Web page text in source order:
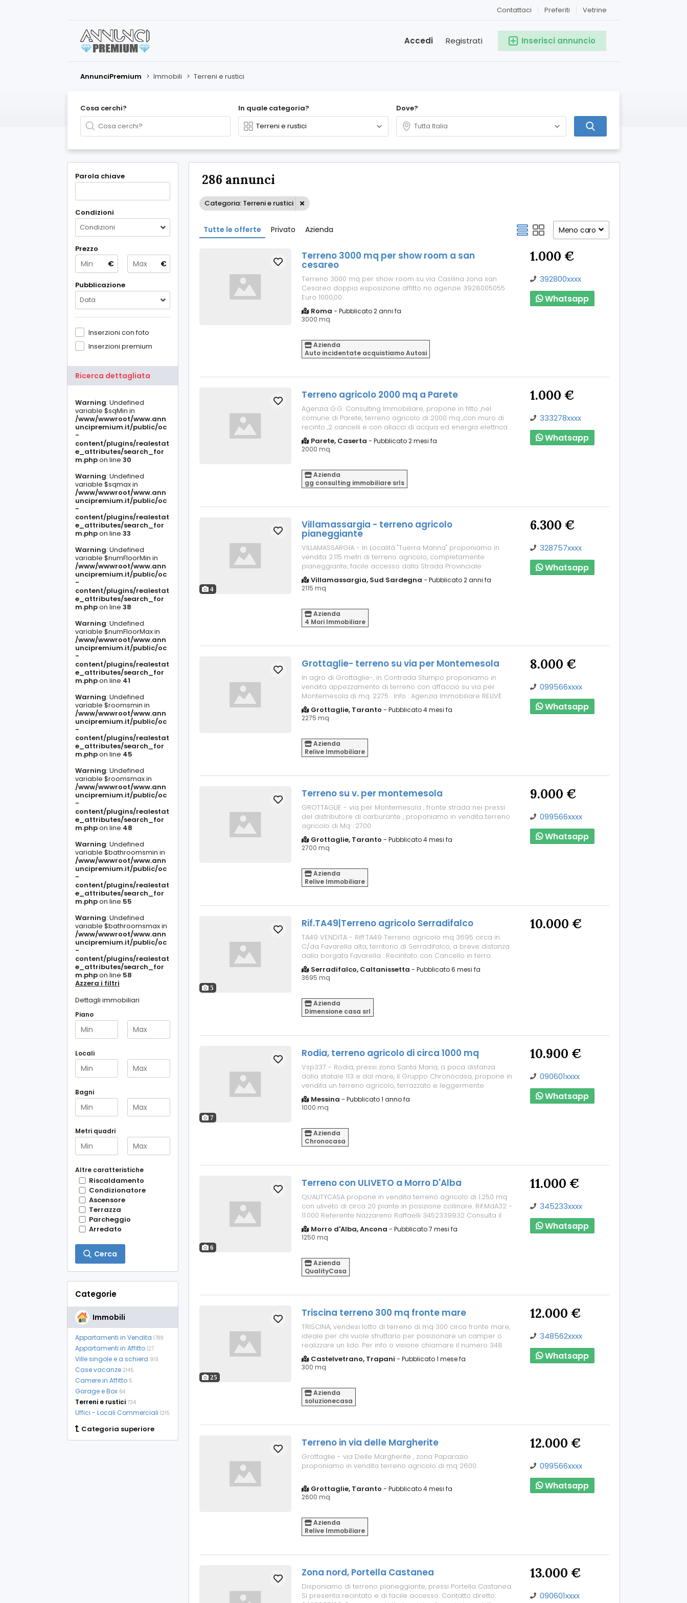
Vetrine
Preferiti
Contattaci
Inserisci annuncio
Registrati
Accedi
AnnunciPremium > Immobili > Terreni e rustici
Cosa cerchi? In quale categoria? Dove?
Parola chiave
Condizioni
Condizioni
Prezzo
€ €
Pubblicazione
Data
Inserzioni con foto
Inserzioni premium
Ricerca dettagliata
Warning: Undefined
variable $sqMin in
/www/wwwroot/www.ann
uncipremium.it/public/oc
-
content/plugins/realestat
e_attributes/search_for
m.phpon line 30
Warning: Undefined
variable $sqmax in
/www/wwwroot/www.ann
uncipremium.it/public/oc
-
content/plugins/realestat
e_attributes/search_for
m.phpon line 33
Warning: Undefined
variable $numFloorMin in
/www/wwwroot/www.ann
uncipremium.it/public/oc
-
content/plugins/realestat
e_attributes/search_for
m.phpon line 38
Warning: Undefined
variable $numFloorMax in
/www/wwwroot/www.ann
uncipremium.it/public/oc
-
content/plugins/realestat
e_attributes/search_for
m.phpon line 41
Warning: Undefined
variable $roomsmin in
/www/wwwroot/www.ann
uncipremium.it/public/oc
-
content/plugins/realestat
e_attributes/search_for
m.phpon line 45
Warning: Undefined
variable $roomsmax in
/www/wwwroot/www.ann
uncipremium.it/public/oc
-
content/plugins/realestat
e_attributes/search_for
m.phpon line 48
Warning: Undefined
variable $bathroomsmin in
/www/wwwroot/www.ann
uncipremium.it/public/oc
-
content/plugins/realestat
e_attributes/search_for
m.phpon line 55
Warning: Undefined
variable $bathroomsmax in
/www/wwwroot/www.ann
uncipremium.it/public/oc
-
content/plugins/realestat
e_attributes/search_for
m.phpon line 58
Azzera i filtri
Dettagli immobiliari
Piano
Locali
Bagni
Metri quadri
Altre caratteristiche
Riscaldamento
Condizionatore
Ascensore
Terrazza
Parcheggio
Arredato
Cerca
Categorie
Immobili
Appartamenti in Vendita 1789
Appartamenti in Affitto 127
Ville singole e a schiera 919
Case vacanze 2145
Camere in Affitto 5
Garage e Box 64
Terreni e rustici 734
Uffici - Locali Commerciali 1215
Categoria superiore
286 annunci
Categoria: Terreni e rustici
Tutte le offerte Privato Azienda Meno caro
Terreno 3000 mq per show room a san
cesareo
Terreno 3000 mq per show room su via Casilina zona san
Cesareo doppia esposizione affitto no agenzie 3928005055
Euro 1000,00
Roma - Pubblicato 2 anni fa
3000 mq
Azienda
Auto incidentate acquistiamo Autosi
1.000 €
392800xxxx
Whatsapp
Terreno agricolo 2000 mq a Parete
Agenzia G.G. Consulting Immobiliare, propone in fitto ,nel
comune di Parete, terreno agricolo di 2000 mq ,con muro di
recinto ,2 cancelli e con allacci di acqua ed energia elettrica .
Prezzo di fitto ...
Parete, Caserta - Pubblicato 2 mesi fa
2000 mq
Azienda
gg consulting immobiliare srls
1.000 €
333278xxxx
Whatsapp
4
Villamassargia - terreno agricolo
pianeggiante
VILLAMASSARGIA - In Località "Tuerra Manna" proponiamo in
vendita 2.115 metri di terreno agricolo, completamente
pianeggiante, facile accesso dalla Strada Provinciale
Villamassargia / Domusnovas, otti...
Villamassargia, Sud Sardegna - Pubblicato 2 anni fa
2115 mq
Azienda
4 Mori Immobiliare
6.300 €
328757xxxx
Whatsapp
Grottaglie- terreno su via per Montemesola
In agro di Grottaglie-, in Contrada Stumpo proponiamo in
vendita appezzamento di terreno con affaccio su via per
Montemesola di mq. 2275 . Info : Agenzia Immobiliare RELIVE
Via Madonna di Pompei 11/C ...
Grottaglie, Taranto - Pubblicato 4 mesi fa
2275 mq
Azienda
Relive Immobiliare
8.000 €
099566xxxx
Whatsapp
Terreno su v. per montemesola
GROTTAGLIE - via per Montemesola , fronte strada nei pressi
del distributore di carburante , proponiamo in vendita terreno
agricolo di Mq . 2700
Grottaglie, Taranto - Pubblicato 4 mesi fa
2700 mq
Azienda
Relive Immobiliare
9.000 €
099566xxxx
Whatsapp
5
Rif.TA49|Terreno agricolo Serradifalco
TA49 VENDITA - Riff.TA49 Terreno agricolo mq 3695 circa in
C/da Favarella alta, territorio di Serradifalco, a breve distanza
dalla borgata Favarella . Recintato con Cancello in ferro.
Presente vasca d...
Serradifalco, Caltanissetta - Pubblicato 6 mesi fa
3695 mq
Azienda
Dimensione casa srl
10.000 €
7
Rodia, terreno agricolo di circa 1000 mq
Vsp337 - Rodia, pressi zona Santa Maria, a poca distanza
dalla statale 113 e dal mare, il Gruppo Chronocasa, propone in
vendita un terreno agricolo, terrazzato e leggermente
scosceso, di circa 1000 mq...
Messina - Pubblicato 1 anno fa
1000 mq
Azienda
Chronocasa
10.900 €
090601xxxx
Whatsapp
6
Terreno con ULIVETO a Morro D'Alba
QUALITYCASA propone in vendita terreno agricolo di 1.250 mq
con uliveto di circa 20 piante in posizione collinare. Rif.MdA32 -
11.000 Referente Nazzareno Raffaelli 3452339932 Consulta il
nostro sito, ...
Morro d'Alba, Ancona - Pubblicato 7 mesi fa
1250 mq
Azienda
QualityCasa
11.000 €
345233xxxx
Whatsapp
25
Triscina terreno 300 mq fronte mare
TRISCINA, vendesi lotto di terreno di mq 300 circa fronte mare,
ideale per chi vuole sfruttarlo per posizionare un camper o
realizzare un lido. Per info o visione chiamare il numero 348
5620082, grazi...
Castelvetrano, Trapani - Pubblicato 1 mese fa
300 mq
Azienda
soluzionecasa
12.000 €
348562xxxx
Whatsapp
Terreno in via delle Margherite
Grottaglie - via Delle Margherite , zona Paparazio
proponiamo in vendita terreno agricolo di mq 2600.
Grottaglie, Taranto - Pubblicato 4 mesi fa
2600 mq
Azienda
Relive Immobiliare
12.000 €
099566xxxx
Whatsapp
Zona nord, Portella Castanea
Disponiamo di terreno pianeggiante, pressi Portella Castanea.
Si presenta recintato e di facile accesso. Contatto diretto:
13.000 €
090601xxxx